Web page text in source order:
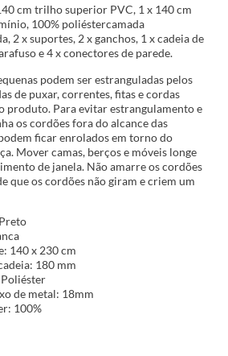
cm trilho superior PVC, 1 x 140 cm
100% poliéstercamada
2 x suportes, 2 x ganchos, 1 x cadeia de
e 4 x conectores de parede.
podem ser estranguladas pelos
de puxar, correntes, fitas e cordas
produto. Para evitar estrangulamento e
os cordões fora do alcance das
ficar enrolados em torno do
Mover camas, berços e móveis longe
de janela. Não amarre os cordões
que os cordões não giram e criem um
140 x 230 cm
180 mm
de metal: 18mm
100%